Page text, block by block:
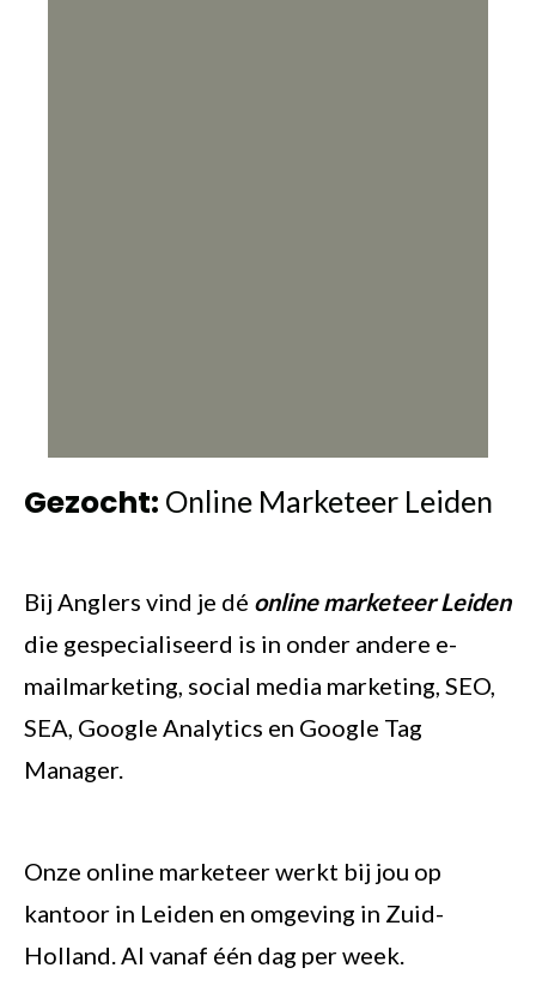
Gezocht: Online Marketeer Leiden
Bij Anglers vind je dé online marketeer Leiden
die gespecialiseerd is in onder andere e-
mailmarketing, social media marketing, SEO,
SEA, Google Analytics en Google Tag
Manager.
Onze online marketeer werkt bij jou op
kantoor in Leiden en omgeving in Zuid-
Holland. Al vanaf één dag per week.